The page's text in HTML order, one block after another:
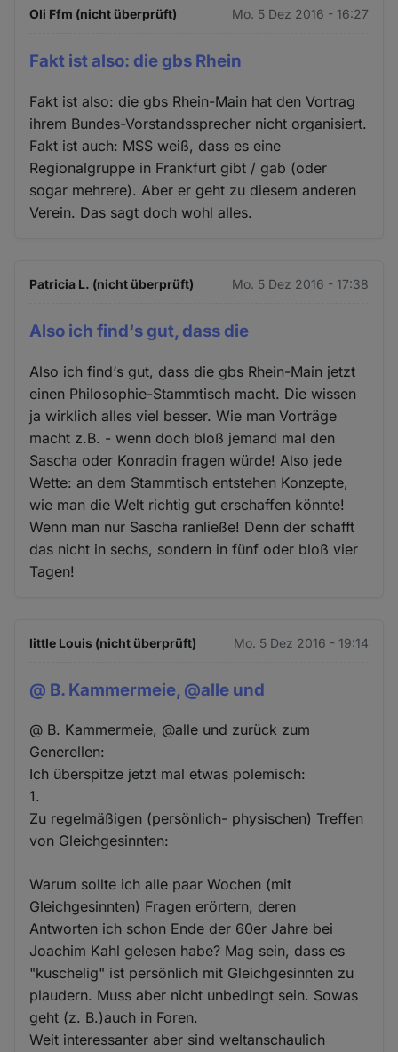
Oli Ffm (nicht überprüft) Mo. 5 Dez 2016 - 16:27
Fakt ist also: die gbs Rhein
Fakt ist also: die gbs Rhein-Main hat den Vortrag
ihrem Bundes-Vorstandssprecher nicht organisiert.
Fakt ist auch: MSS weiß, dass es eine
Regionalgruppe in Frankfurt gibt / gab (oder
sogar mehrere). Aber er geht zu diesem anderen
Verein. Das sagt doch wohl alles.
Patricia L. (nicht überprüft) Mo. 5 Dez 2016 - 17:38
Also ich find‘s gut, dass die
Also ich find‘s gut, dass die gbs Rhein-Main jetzt
einen Philosophie-Stammtisch macht. Die wissen
ja wirklich alles viel besser. Wie man Vorträge
macht z.B. - wenn doch bloß jemand mal den
Sascha oder Konradin fragen würde! Also jede
Wette: an dem Stammtisch entstehen Konzepte,
wie man die Welt richtig gut erschaffen könnte!
Wenn man nur Sascha ranließe! Denn der schafft
das nicht in sechs, sondern in fünf oder bloß vier
Tagen!
little Louis (nicht überprüft) Mo. 5 Dez 2016 - 19:14
@ B. Kammermeie, @alle und
@ B. Kammermeie, @alle und zurück zum
Generellen:
Ich überspitze jetzt mal etwas polemisch:
1.
Zu regelmäßigen (persönlich- physischen) Treffen
von Gleichgesinnten:
Warum sollte ich alle paar Wochen (mit
Gleichgesinnten) Fragen erörtern, deren
Antworten ich schon Ende der 60er Jahre bei
Joachim Kahl gelesen habe? Mag sein, dass es
"kuschelig" ist persönlich mit Gleichgesinnten zu
plaudern. Muss aber nicht unbedingt sein. Sowas
geht (z. B.)auch in Foren.
Weit interessanter aber sind weltanschaulich